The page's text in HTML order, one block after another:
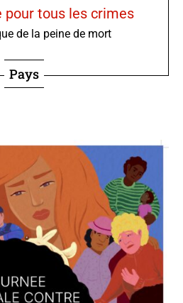
tous les crimes
de la peine de mort
Pays